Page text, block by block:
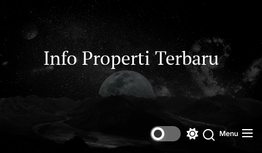
to
content
Info Properti Terbaru
Switch
Menu